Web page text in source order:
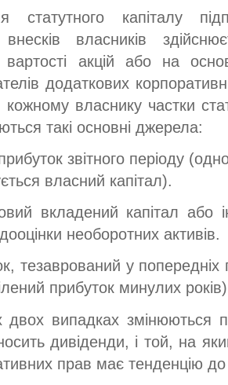
статутного капіталу
внесків власників
вартості акцій або на
додаткових
власнику частки
такі основні джерела:
звітного періоду
власний капітал).
вкладений капітал або
необоротних активів.
тезаврований у попередніх
прибуток минулих
двох випадках змінюються
дивіденди, і той, на
прав має тенденцію до